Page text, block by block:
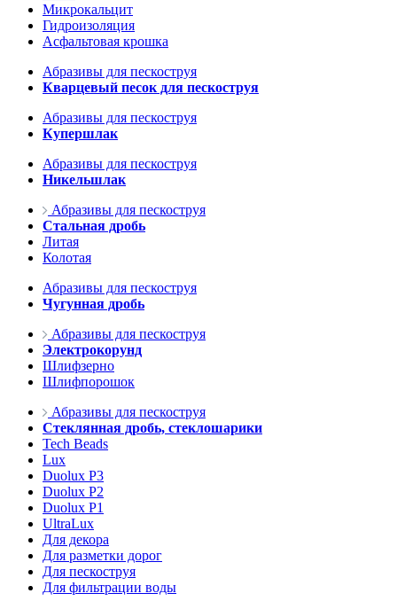
Микрокальцит
Гидроизоляция
Асфальтовая крошка
Абразивы для пескоструя
Кварцевый песок для пескоструя
Абразивы для пескоструя
Купершлак
Абразивы для пескоструя
Никельшлак
Абразивы для пескоструя
Стальная дробь
Литая
Колотая
Абразивы для пескоструя
Чугунная дробь
Абразивы для пескоструя
Электрокорунд
Шлифзерно
Шлифпорошок
Абразивы для пескоструя
Стеклянная дробь, стеклошарики
Tech Beads
Lux
Duolux P3
Duolux P2
Duolux P1
UltraLux
Для декора
Для разметки дорог
Для пескоструя
Для фильтрации воды